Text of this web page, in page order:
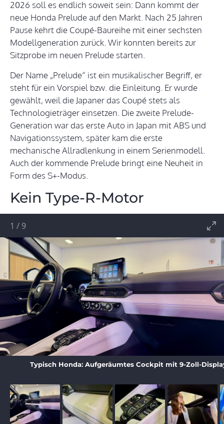
2026 soll es endlich soweit sein: Dann kommt der
neue Honda Prelude auf den Markt. Nach 25 Jahren
Pause kehrt die Coupé-Baureihe mit einer sechsten
Modellgeneration zurück. Wir konnten bereits zur
Sitzprobe im neuen Prelude starten.
Der Name „Prelude“ ist ein musikalischer Begriff, er
steht für ein Vorspiel bzw. die Einleitung. Er wurde
gewählt, weil die Japaner das Coupé stets als
Technologieträger einsetzen. Die zweite Prelude-
Generation war das erste Auto in Japan mit ABS und
Navigationssystem, später kam die erste
mechanische Allradlenkung in einem Serienmodell.
Auch der kommende Prelude bringt eine Neuheit in
Form des S+-Modus.
Kein Type-R-Motor
Typisch Honda: Aufgeräumtes Cockpit mit 9-Zoll-
1 / 9